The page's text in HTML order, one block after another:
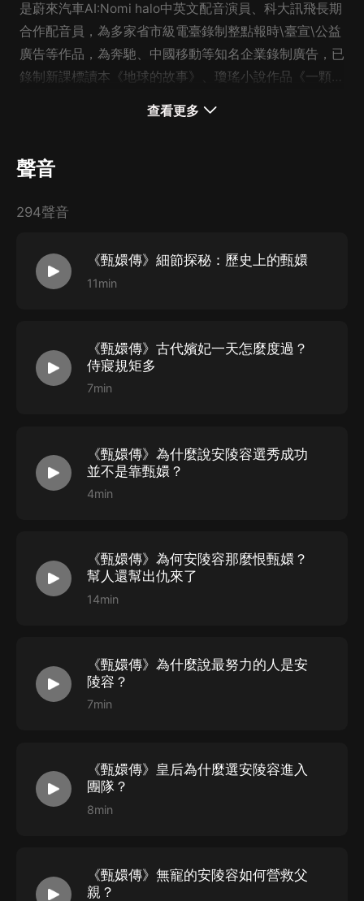
是蔚來汽車AI:Nomi halo中英文配音演員、科大訊飛長期
合作配音員，為多家省市級電臺錄制整點報時\臺宣\公益
廣告等作品，為奔馳、中國移動等知名企業錄制廣告，已
錄制新課標讀本《地球的故事》、瓊瑤小說作品《一顆紅
查看更多
聲音
294聲音
《甄嬛傳》細節探秘：歷史上的甄嬛
11min
《甄嬛傳》古代嬪妃一天怎麼度過？
侍寢規矩多
7min
《甄嬛傳》為什麼說安陵容選秀成功
並不是靠甄嬛？
4min
《甄嬛傳》為何安陵容那麼恨甄嬛？
幫人還幫出仇來了
14min
《甄嬛傳》為什麼說最努力的人是安
陵容？
7min
《甄嬛傳》皇后為什麼選安陵容進入
團隊？
8min
《甄嬛傳》無寵的安陵容如何營救父
親？